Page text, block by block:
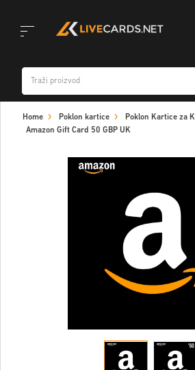
navigation
Home Poklon kartice Poklon Kartice za
Amazon Gift Card 50 GBP UK